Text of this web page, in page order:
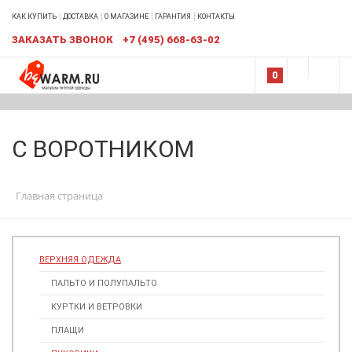
КАК КУПИТЬ ДОСТАВКА О МАГАЗИНЕ ГАРАНТИЯ КОНТАКТЫ
ЗАКАЗАТЬ ЗВОНОК +7 (495) 668-63-02
0
С ВОРОТНИКОМ
Главная страница
ВЕРХНЯЯ ОДЕЖДА
ПАЛЬТО И ПОЛУПАЛЬТО
КУРТКИ И ВЕТРОВКИ
ПЛАЩИ